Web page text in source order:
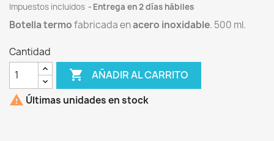
Impuestos incluidos Entrega en 2 días hábiles
Botellatermofabricada enacero inoxidable. 500 ml.
Cantidad
 AÑADIR AL CARRITO
 Últimas unidades en stock